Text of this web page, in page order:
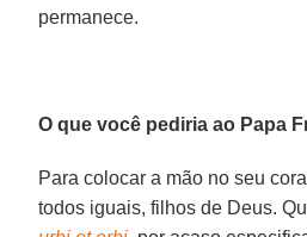
permanece.
O que você pediria ao Papa
Para colocar a mão no seu
todos iguais, filhos de Deus.